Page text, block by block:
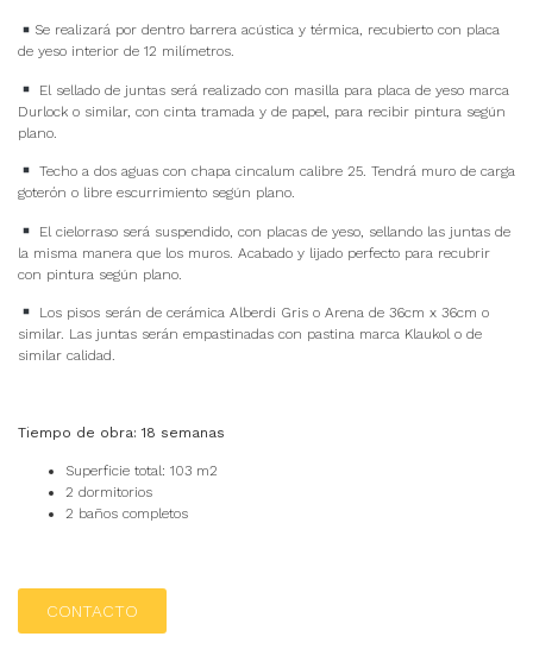
Se realizará por dentro barrera acústica y térmica, recubierto con placa
de yeso interior de 12 milímetros.
El sellado de juntas será realizado con masilla para placa de yeso marca
Durlock o similar, con cinta tramada y de papel, para recibir pintura según
plano.
Techo a dos aguas con chapa cincalum calibre 25. Tendrá muro de carga
goterón o libre escurrimiento según plano.
El cielorraso será suspendido, con placas de yeso, sellando las juntas de
la misma manera que los muros. Acabado y lijado perfecto para recubrir
con pintura según plano.
Los pisos serán de cerámica Alberdi Gris o Arena de 36cm x 36cm o
similar. Las juntas serán empastinadas con pastina marca Klaukol o de
similar calidad.
Tiempo de obra: 18 semanas
Superficie total: 103 m2
2 dormitorios
2 baños completos
CONTACTO